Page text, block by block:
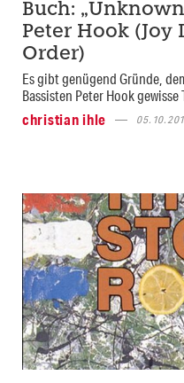
Buch:
Peter Hook (Joy
Order)
Es gibt genügend Gründe,
Bassisten Peter Hook gewisse
christian ihle